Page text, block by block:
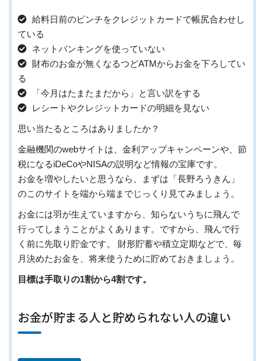
給料日前のピンチをクレジットカードで帳尻合わせし
ている
ネットバンキングを使っていない
財布のお金が無くなるつどATMからお金を下ろしてい
る
「今月はたまたまだから」と言い訳をする
レシートやクレジットカードの明細を見ない
思い当たるところはありましたか？
金融機関のwebサイトは、金利アップキャンペーンや、節
税になるiDeCoやNISAの説明など情報の宝庫です。
お金を増やしたいと思うなら、まずは「長野ろうきん」
のこのサイトを端から端までじっくり見てみましょう。
お金には羽が生えていますから、知らないうちに飛んで
行ってしまうことがよくあります。ですから、飛んで行
く前に先取り貯金です。 財形貯蓄や積立定期などで、毎
月決めたお金を、将来使うために貯めておきましょう。
目標は手取りの1割から4割です。
お金が貯まる人と貯められない人の違い